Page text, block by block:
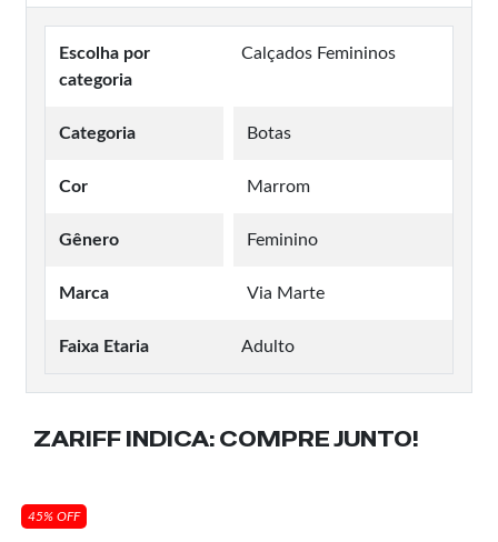
Escolha por
categoria
Calçados Femininos
Categoria Botas
Cor Marrom
Gênero Feminino
Marca Via Marte
Faixa Etaria Adulto
ZARIFF INDICA: COMPRE JUNTO!
45% OFF